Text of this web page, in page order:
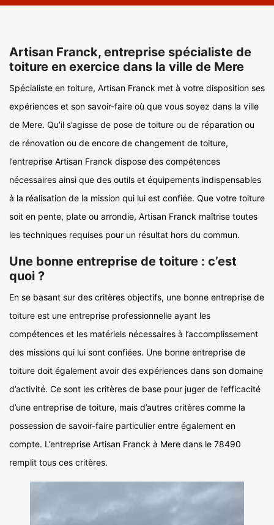
Artisan Franck, entreprise spécialiste de
toiture en exercice dans la ville de Mere
Spécialiste en toiture, Artisan Franck met à votre disposition ses
expériences et son savoir-faire où que vous soyez dans la ville
de Mere. Qu’il s’agisse de pose de toiture ou de réparation ou
de rénovation ou de encore de changement de toiture,
l’entreprise Artisan Franck dispose des compétences
nécessaires ainsi que des outils et équipements indispensables
à la réalisation de la mission qui lui est confiée. Que votre toiture
soit en pente, plate ou arrondie, Artisan Franck maîtrise toutes
les techniques requises pour un résultat hors du commun.
Une bonne entreprise de toiture : c’est
quoi ?
En se basant sur des critères objectifs, une bonne entreprise de
toiture est une entreprise professionnelle ayant les
compétences et les matériels nécessaires à l’accomplissement
des missions qui lui sont confiées. Une bonne entreprise de
toiture doit également avoir des expériences dans son domaine
d’activité. Ce sont les critères de base pour juger de l’efficacité
d’une entreprise de toiture, mais d’autres critères comme la
possession de savoir-faire particulier entre également en
compte. L’entreprise Artisan Franck à Mere dans le 78490
remplit tous ces critères.